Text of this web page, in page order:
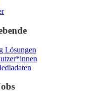
Lösungen